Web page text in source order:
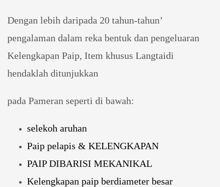
Dengan lebih daripada 20 tahun-tahun’
pengalaman dalam reka bentuk dan pengeluaran
Kelengkapan Paip, Item khusus Langtaidi
hendaklah ditunjukkan
pada Pameran seperti di bawah:
selekoh aruhan
Paip pelapis & KELENGKAPAN
PAIP DIBARISI MEKANIKAL
Kelengkapan paip berdiameter besar